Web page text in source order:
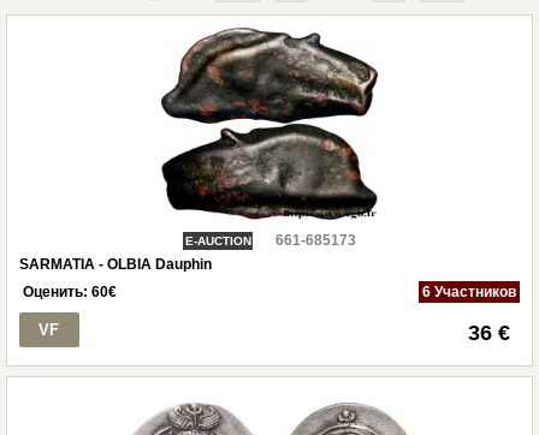
E-AUCTION
661-685173
SARMATIA - OLBIA Dauphin
Оценить: 60€ 6 Участников
VF 36 €